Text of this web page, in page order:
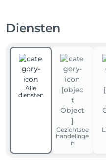
het systeem de eerst
100% zeker of je de
me dan gerust even op
berichtje na als ik niet
💌 Zodra je afspraak is
met de bevestiging
voor de afspraak een
herinnering.
🕑 Op MIJN PROFIEL
Diensten
Alle
diensten
Gezichtsbe
handelinge
n